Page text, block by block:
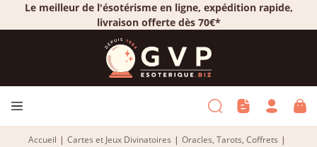
Le meilleur de l'ésotérisme en ligne, expédition rapide,
livraison offerte dès 70€*
Accueil | Cartes et Jeux Divinatoires | Oracles, Tarots, Coffrets |